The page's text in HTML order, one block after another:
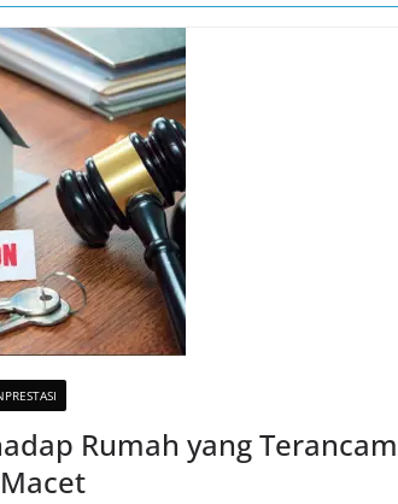
Rumah yang